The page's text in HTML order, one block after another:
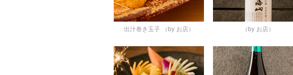
出汁巻き玉子 （by お店） （by お店）